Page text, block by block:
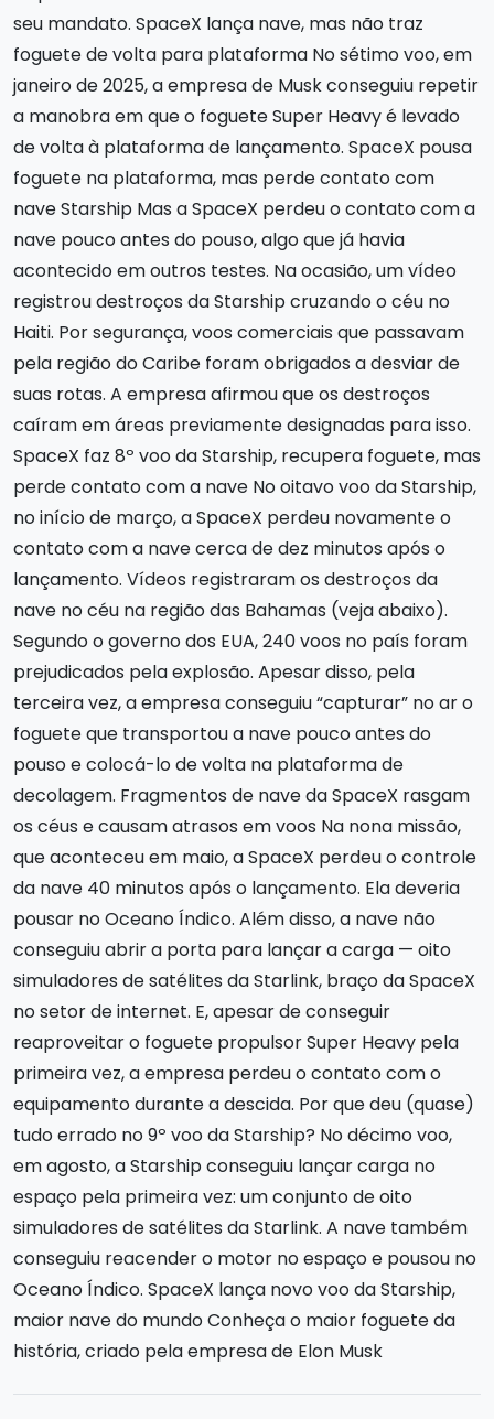
seu mandato. SpaceX lança nave, mas não traz
foguete de volta para plataforma No sétimo voo, em
janeiro de 2025, a empresa de Musk conseguiu repetir
a manobra em que o foguete Super Heavy é levado
de volta à plataforma de lançamento. SpaceX pousa
foguete na plataforma, mas perde contato com
nave Starship Mas a SpaceX perdeu o contato com a
nave pouco antes do pouso, algo que já havia
acontecido em outros testes. Na ocasião, um vídeo
registrou destroços da Starship cruzando o céu no
Haiti. Por segurança, voos comerciais que passavam
pela região do Caribe foram obrigados a desviar de
suas rotas. A empresa afirmou que os destroços
caíram em áreas previamente designadas para isso.
SpaceX faz 8º voo da Starship, recupera foguete, mas
perde contato com a nave No oitavo voo da Starship,
no início de março, a SpaceX perdeu novamente o
contato com a nave cerca de dez minutos após o
lançamento. Vídeos registraram os destroços da
nave no céu na região das Bahamas (veja abaixo).
Segundo o governo dos EUA, 240 voos no país foram
prejudicados pela explosão. Apesar disso, pela
terceira vez, a empresa conseguiu “capturar” no ar o
foguete que transportou a nave pouco antes do
pouso e colocá-lo de volta na plataforma de
decolagem. Fragmentos de nave da SpaceX rasgam
os céus e causam atrasos em voos Na nona missão,
que aconteceu em maio, a SpaceX perdeu o controle
da nave 40 minutos após o lançamento. Ela deveria
pousar no Oceano Índico. Além disso, a nave não
conseguiu abrir a porta para lançar a carga — oito
simuladores de satélites da Starlink, braço da SpaceX
no setor de internet. E, apesar de conseguir
reaproveitar o foguete propulsor Super Heavy pela
primeira vez, a empresa perdeu o contato com o
equipamento durante a descida. Por que deu (quase)
tudo errado no 9º voo da Starship? No décimo voo,
em agosto, a Starship conseguiu lançar carga no
espaço pela primeira vez: um conjunto de oito
simuladores de satélites da Starlink. A nave também
conseguiu reacender o motor no espaço e pousou no
Oceano Índico. SpaceX lança novo voo da Starship,
maior nave do mundo Conheça o maior foguete da
história, criado pela empresa de Elon Musk